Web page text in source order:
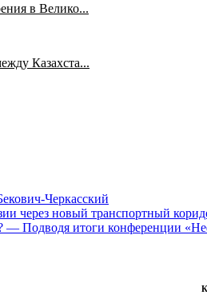
в Велико...
Казахста...
Черкасский
через новый транспортный
— Подводя итоги конференции